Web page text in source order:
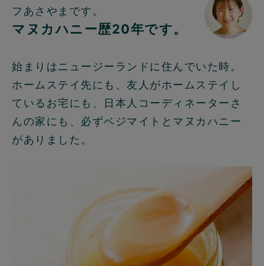
フあさやまです。
マヌカハニー歴20年です。
始まりはニュージーランドに住んでいた時。
ホームステイ先にも、友人がホームステイし
ているお宅にも、日本人コーディネーターさ
んの家にも、必ずベジマイトとマヌカハニー
がありました。